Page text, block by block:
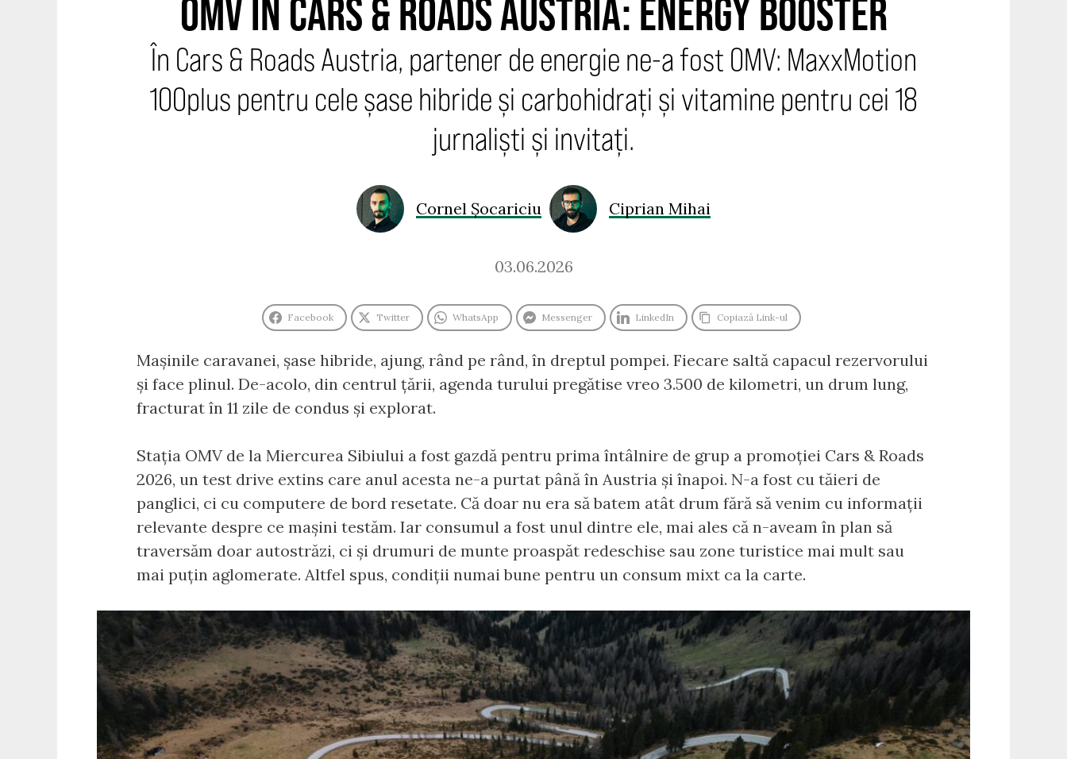
OMV ÎN CARS & ROADS AUSTRIA: ENERGY BOOSTER
În Cars & Roads Austria, partener de energie ne-a fost OMV: MaxxMotion
100plus pentru cele șase hibride și carbohidrați și vitamine pentru cei 18
jurnaliști și invitați.
Cornel Șocariciu Ciprian Mihai
03.06.2026
Facebook Twitter WhatsApp Messenger LinkedIn Copiază Link-ul
Mașinile caravanei, șase hibride, ajung, rând pe rând, în dreptul pompei. Fiecare saltă capacul rezervorului
și face plinul. De-acolo, din centrul țării, agenda turului pregătise vreo 3.500 de kilometri, un drum lung,
fracturat în 11 zile de condus și explorat.
Stația OMV de la Miercurea Sibiului a fost gazdă pentru prima întâlnire de grup a promoției Cars & Roads
2026, un test drive extins care anul acesta ne-a purtat până în Austria și înapoi. N-a fost cu tăieri de
panglici, ci cu computere de bord resetate. Că doar nu era să batem atât drum fără să venim cu informații
relevante despre ce mașini testăm. Iar consumul a fost unul dintre ele, mai ales că n-aveam în plan să
traversăm doar autostrăzi, ci și drumuri de munte proaspăt redeschise sau zone turistice mai mult sau
mai puțin aglomerate. Altfel spus, condiții numai bune pentru un consum mixt ca la carte.